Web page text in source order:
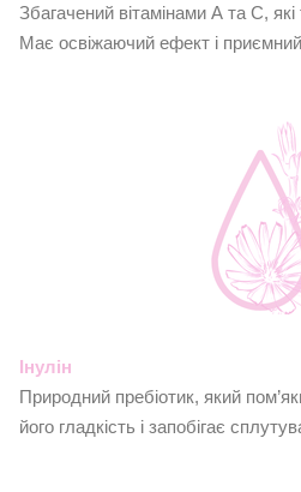
Збагачений вітамінами А та С, які
Має освіжаючий ефект і
Інулін
Природний пребіотик, який
його гладкість і запобігає